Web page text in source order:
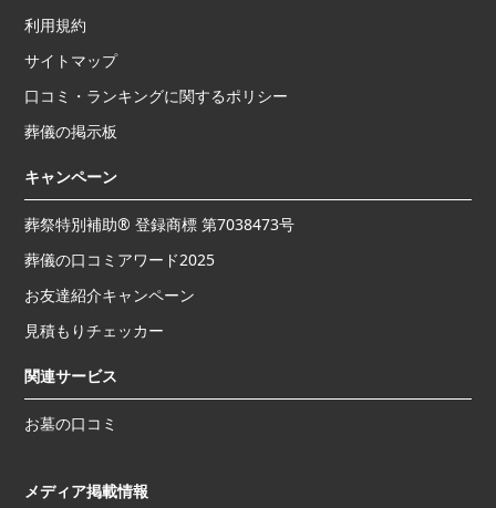
利用規約
サイトマップ
口コミ・ランキングに関するポリシー
葬儀の掲示板
キャンペーン
葬祭特別補助® 登録商標 第7038473号
葬儀の口コミアワード2025
お友達紹介キャンペーン
見積もりチェッカー
関連サービス
お墓の口コミ
メディア掲載情報